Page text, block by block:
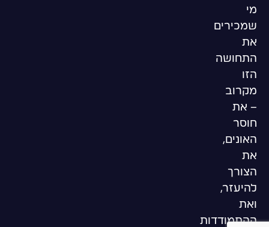
מי
שמכירים
את
התחושה
הזו
מקרוב
– את
חוסר
האונים,
את
הצורך
להיעזר,
ואת
ההתמודדות